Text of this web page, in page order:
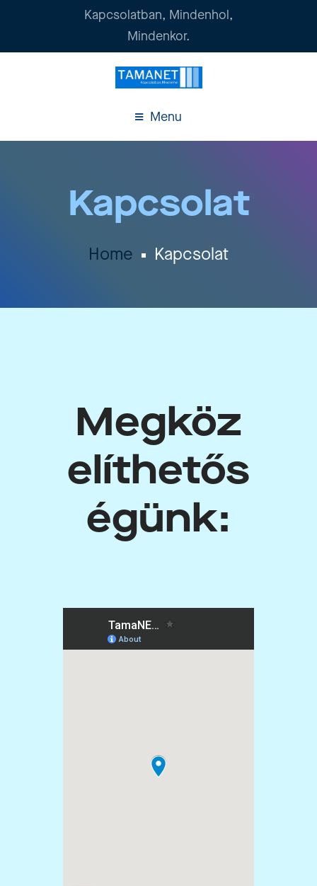
Kapcsolatban, Mindenhol,
Mindenkor.
Menu
Kapcsolat
Home Kapcsolat
Megköz
elíthetős
égünk: